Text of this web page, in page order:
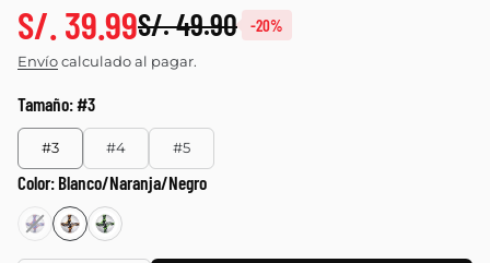
S/. 39.99S/. 49.90 -20%
Envío calculado al pagar.
Tamaño:#3
#3 #4 #5
Color: Blanco/Naranja/Negro